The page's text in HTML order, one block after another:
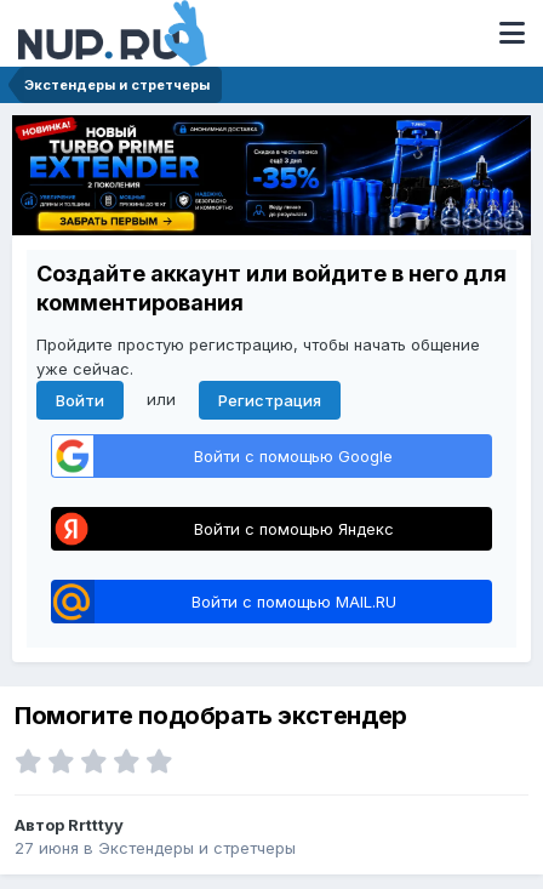
Экстендеры и стретчеры
Создайте аккаунт или войдите в него для
комментирования
Пройдите простую регистрацию, чтобы начать общение
уже сейчас.
Войти
или Регистрация
Войти с помощью Google
Войти с помощью Яндекс
Войти с помощью MAIL.RU
Помогите подобрать экстендер
Автор Rrtttyy
27 июня в Экстендеры и стретчеры